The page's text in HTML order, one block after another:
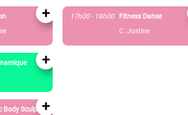
+
+
Body Sculpt
+
17h00 - 18h00
Fitness Danse
C. Justine